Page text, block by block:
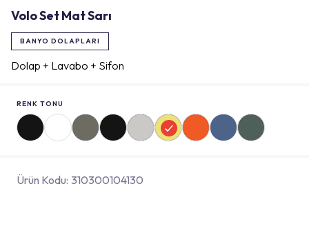
Volo Set Mat Sarı
BANYO DOLAPLARI
Dolap + Lavabo + Sifon
RENK TONU
Ürün Kodu: 310300104130